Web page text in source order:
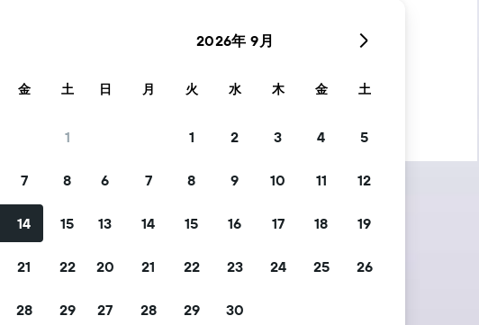
金 土
1
7 8
14 15
21 22
28 29
2026年 9月
日 月 火 水 木 金 土
1 2 3 4 5
6 7 8 9 10 11 12
13 14 15 16 17 18 19
20 21 22 23 24 25 26
27 28 29 30